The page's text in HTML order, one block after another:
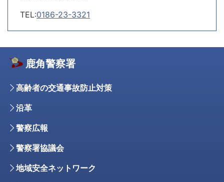
TEL:0186-23-3321
鹿角警察署
高齢者の交通事故防止対策
沿革
警察広報
警察署協議会
地域安全ネットワーク